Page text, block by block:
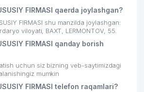
FIRMASI qaerda joylashgan?
FIRMASI shu manzilda joylashgan:
viloyati, BAXT, LERMONTOV, 55.
FIRMASI qanday borish
uchun siz bizning veb-saytimizdagi
mumkin
FIRMASI telefon raqamlari?